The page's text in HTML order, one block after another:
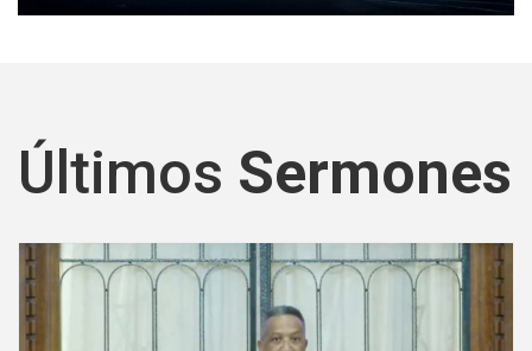
Últimos Sermones